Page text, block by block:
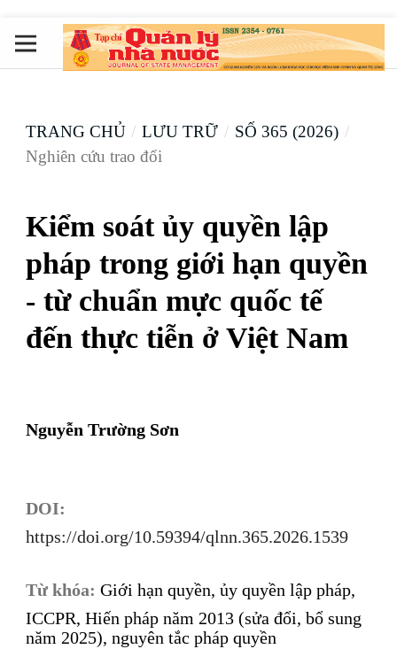
TRANG CHỦ / LƯU TRỮ / SỐ 365 (2026) /
Nghiên cứu trao đổi
Kiểm soát ủy quyền lập
pháp trong giới hạn quyền
- từ chuẩn mực quốc tế
đến thực tiễn ở Việt Nam
Nguyễn Trường Sơn
DOI:
https://doi.org/10.59394/qlnn.365.2026.1539
Từ khóa: Giới hạn quyền, ủy quyền lập pháp,
ICCPR, Hiến pháp năm 2013 (sửa đổi, bổ sung
năm 2025), nguyên tắc pháp quyền